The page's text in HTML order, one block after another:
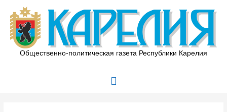
содержимому
Общественно-политическая газета Республики Карелия
Главное